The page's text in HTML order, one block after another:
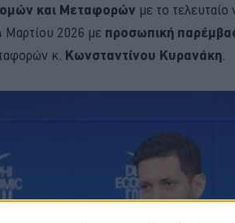
και Μεταφορών με το
Μαρτίου 2026 με προσωπική
κ. Κωνσταντίνου Κυρανάκη